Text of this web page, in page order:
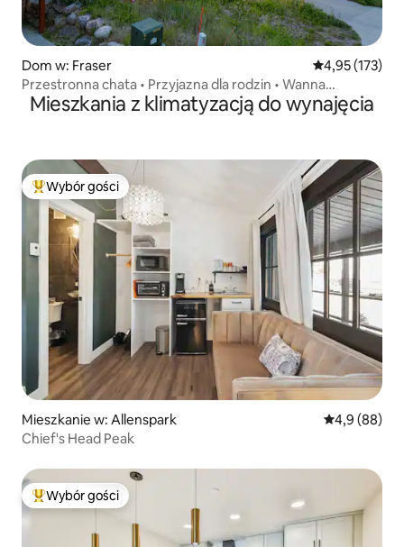
Dom w: Fraser Średnia
4,95 (173)
Przestronna chata • Przyjazna dla rodzin • Wanna
z hydromasażem • Widoki
Mieszkania z klimatyzacją do wynajęcia
Najpopularniejsze z kategorii Wybór gości
Wybór gości
Mieszkanie w: Allenspark Średnia
4,9 (88)
Chief's Head Peak
Najpopularniejsze z kategorii Wybór gości
Wybór gości